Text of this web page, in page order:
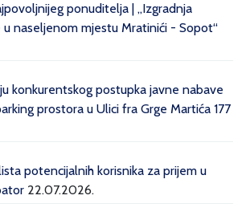
ponuditelja | „Izgradnja
naseljenom mjestu Mratinići - Sopot“
konkurentskog postupka javne nabave
prostora u Ulici fra Grge Martića 177
potencijalnih korisnika za prijem u
22.07.2026.